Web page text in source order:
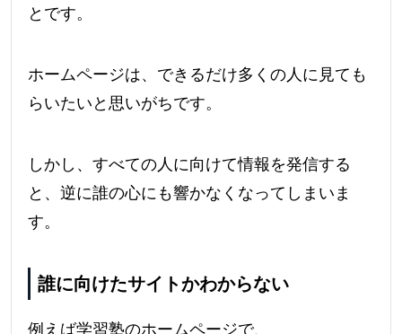
とです。
ホームページは、できるだけ多くの人に見ても
らいたいと思いがちです。
しかし、すべての人に向けて情報を発信する
と、逆に誰の心にも響かなくなってしまいま
す。
誰に向けたサイトかわからない
例えば学習塾のホームページで、